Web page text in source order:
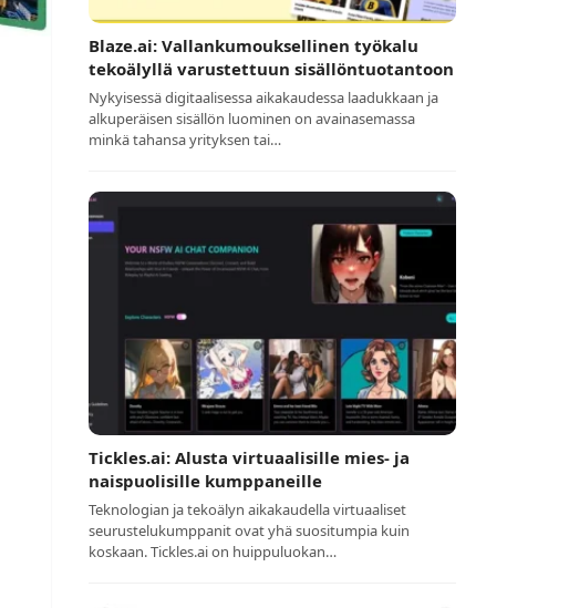
Blaze.ai: Vallankumouksellinen työkalu
tekoälyllä varustettuun sisällöntuotantoon
Nykyisessä digitaalisessa aikakaudessa laadukkaan ja
alkuperäisen sisällön luominen on avainasemassa
minkä tahansa yrityksen tai…
Tickles.ai: Alusta virtuaalisille mies- ja
naispuolisille kumppaneille
Teknologian ja tekoälyn aikakaudella virtuaaliset
seurustelukumppanit ovat yhä suositumpia kuin
koskaan. Tickles.ai on huippuluokan…